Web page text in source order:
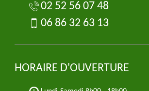
02 52 56 07 48
06 86 32 63 13
HORAIRE D'OUVERTURE